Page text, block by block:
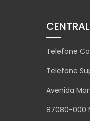
Telefone
Telefone
Avenida
87080-000